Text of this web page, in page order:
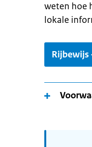
weten hoe
lokale
Rijbewijs